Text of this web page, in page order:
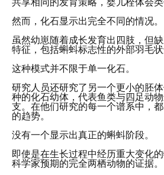
然而，化石显示出完全不同的情况。
虽然幼崽随着成长发育出四肢，但
特征，包括蝌蚪标志性的外部羽毛状
这种模式并不限于单一化石。
研究人员还研究了另一个更小的胚
种的化石幼体，代表鱼类与四足动
支。在他们研究的每一个谱系中，
的趋势。
没有一个显示出真正的蝌蚪阶段。
即使是在生长过程中经历重大变化
科学家预期的完全两栖动物的证据。